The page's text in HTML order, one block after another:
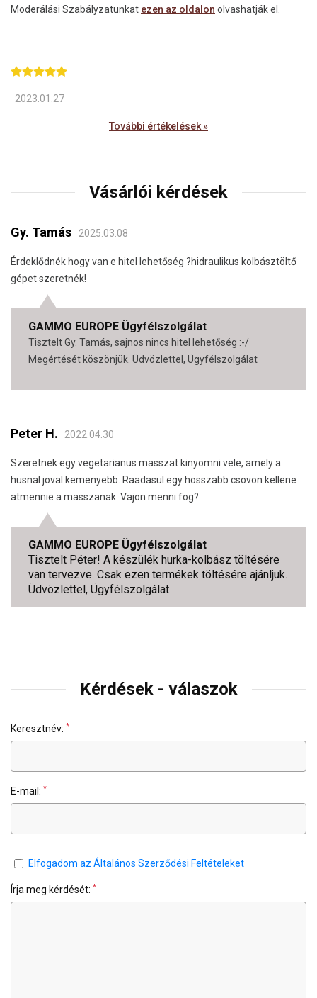
Moderálási Szabályzatunkat ezen az oldalon olvashatják el.
2023.01.27
További értékelések »
Vásárlói kérdések
Gy. Tamás 2025.03.08
Érdeklődnék hogy van e hitel lehetőség ?hidraulikus kolbásztöltő
gépet szeretnék!
GAMMO EUROPE Ügyfélszolgálat
Tisztelt Gy. Tamás, sajnos nincs hitel lehetőség :-/
Megértését köszönjük. Üdvözlettel, Ügyfélszolgálat
Peter H. 2022.04.30
Szeretnek egy vegetarianus masszat kinyomni vele, amely a
husnal joval kemenyebb. Raadasul egy hosszabb csovon kellene
atmennie a masszanak. Vajon menni fog?
GAMMO EUROPE Ügyfélszolgálat
Tisztelt Péter! A készülék hurka-kolbász töltésére
van tervezve. Csak ezen termékek töltésére ajánljuk.
Üdvözlettel, Ügyfélszolgálat
Kérdések - válaszok
Keresztnév: *
E-mail: *
Elfogadom az Általános Szerződési Feltételeket
Írja meg kérdését: *